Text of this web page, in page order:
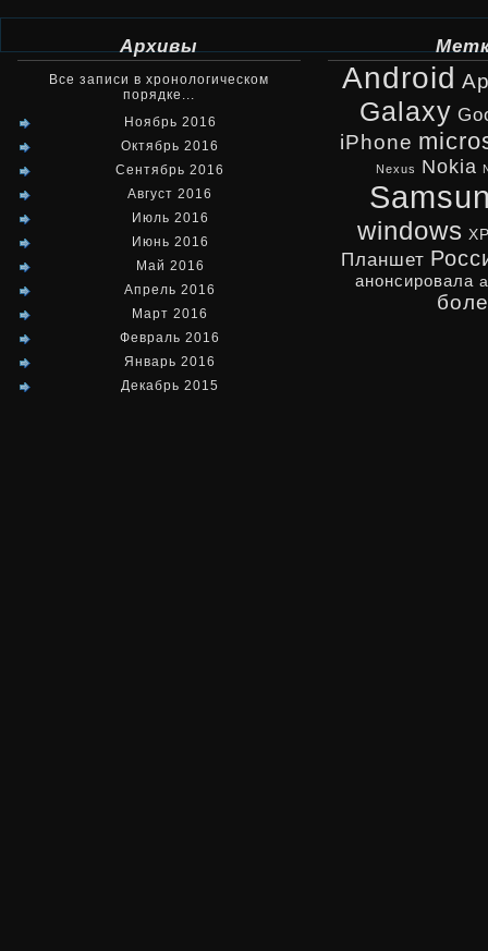
Архивы
Все записи в хронологическом
порядке...
Ноябрь 2016
Октябрь 2016
Сентябрь 2016
Август 2016
Июль 2016
Июнь 2016
Май 2016
Апрель 2016
Март 2016
Февраль 2016
Январь 2016
Декабрь 2015
Android
Galaxy
iPhone
Nexus Nokia
windows
Планшет
анонсировала